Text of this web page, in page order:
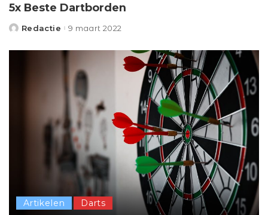
5x Beste Dartborden
Posted
Redactie 9 maart 2022
Artikelen Darts